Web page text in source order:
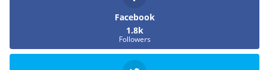
Facebook
1.8k
Followers